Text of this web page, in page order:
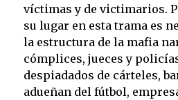
víctimas y de victimarios.
su lugar en esta trama es
la estructura de la mafia
cómplices, jueces y
despiadados de cárteles,
adueñan del fútbol,